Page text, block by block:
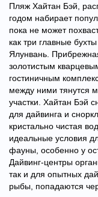
Пляж Хайтан Бэй,
годом набирает
пока не может
как три главные
Ялунвань.
золотистым
гостиничным
между ними тянутся
участки. Хайтан Бэй
для дайвинга и
кристально чистая
идеальные условия
фауны, особенно у
Дайвинг-центры
так и для опытных
рыбы, попадаются